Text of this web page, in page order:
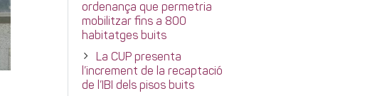
ordenança que permetria
mobilitzar fins a 800
habitatges buits
La CUP presenta
l’increment de la recaptació
de l’IBI dels pisos buits